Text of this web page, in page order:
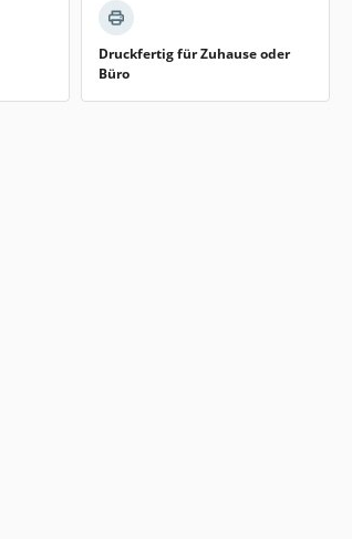
Druckfertig für Zuhause oder
Büro